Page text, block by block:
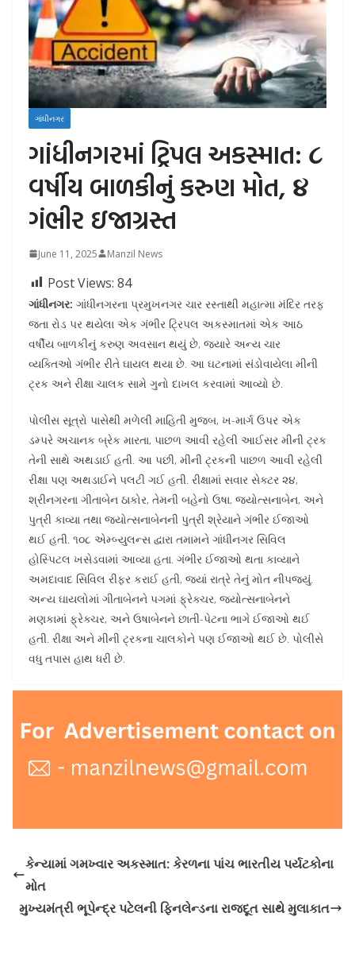
ગાંધીનગર
ગાંધીનગરમાં ટ્રિપલ અકસ્માત: ૮
વર્ષીય બાળકીનું કરુણ મોત, ૪
ગંભીર ઇજાગ્રસ્ત
June 11, 2025 Manzil News
Post Views: 84
ગાંધીનગર: ગાંધીનગરના પ્રમુખનગર ચાર રસ્તાથી મહાત્મા મંદિર તરફ
જતા રોડ પર થયેલા એક ગંભીર ટ્રિપલ અકસ્માતમાં એક આઠ
વર્ષીય બાળકીનું કરુણ અવસાન થયું છે, જ્યારે અન્ય ચાર
વ્યક્તિઓ ગંભીર રીતે ઘાયલ થયા છે. આ ઘટનામાં સંડોવાયેલા મીની
ટ્રક અને રીક્ષા ચાલક સામે ગુનો દાખલ કરવામાં આવ્યો છે.
પોલીસ સૂત્રો પાસેથી મળેલી માહિતી મુજબ, ખ-માર્ગ ઉપર એક
ડમ્પરે અચાનક બ્રેક મારતા, પાછળ આવી રહેલી આઈસર મીની ટ્રક
તેની સાથે અથડાઈ હતી. આ પછી, મીની ટ્રકની પાછળ આવી રહેલી
રીક્ષા પણ અથડાઈને પલટી ગઈ હતી. રીક્ષામાં સવાર સેક્ટર ૨૪,
શ્રીનગરના ગીતાબેન ઠાકોર, તેમની બહેનો ઉષા, જ્યોત્સનાબેન, અને
પુત્રી કાવ્યા તથા જ્યોત્સનાબેનની પુત્રી શ્રેયાને ગંભીર ઈજાઓ
થઈ હતી. ૧૦૮ એમ્બ્યુલન્સ દ્વારા તમામને ગાંધીનગર સિવિલ
હોસ્પિટલ ખસેડવામાં આવ્યા હતા. ગંભીર ઈજાઓ થતા કાવ્યાને
અમદાવાદ સિવિલ રીફર કરાઈ હતી, જ્યાં રાત્રે તેનું મોત નીપજ્યું.
અન્ય ઘાયલોમાં ગીતાબેનને પગમાં ફ્રેક્ચર, જ્યોત્સનાબેનને
મણકામાં ફ્રેક્ચર, અને ઉષાબેનને છાતી-પેટના ભાગે ઈજાઓ થઈ
હતી. રીક્ષા અને મીની ટ્રકના ચાલકોને પણ ઈજાઓ થઈ છે. પોલીસે
વધુ તપાસ હાથ ધરી છે.
કેન્યામાં ગમખ્વાર અકસ્માત: કેરળના પાંચ ભારતીય પર્યટકોના
મોત
મુખ્યમંત્રી ભૂપેન્દ્ર પટેલની ફિનલેન્ડના રાજદૂત સાથે મુલાકાત